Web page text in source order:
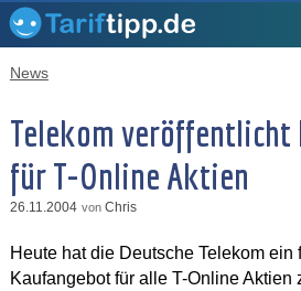
News
Telekom veröffentlicht
für T-Online Aktien
26.11.2004 von Chris
Heute hat die Deutsche Telekom
Kaufangebot für alle T-Online Aktien